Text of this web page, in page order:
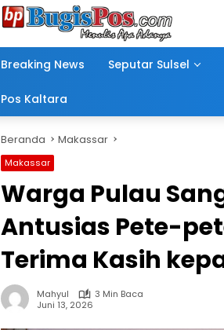
Breaking News Seputar Sulsel
Pos Kaltara
Beranda Makassar
Makassar
Warga Pulau
Antusias Pete-
Terima Kasih
Mahyul
3 Min Baca
Juni 13, 2026